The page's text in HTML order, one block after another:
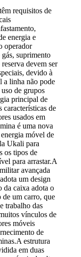
requisitos de
energia e
operador
suprimento
devem ser
devido à
a linha não pode
de grupos
principal de
características de
usados ​​em
é uma nova
móvel de
Ukali para
os tipos de
para arrastar.A
avançada
um design
da caixa adota o
de um carro, que
trabalho das
vínculos de
móveis
de
estrutura
em duas